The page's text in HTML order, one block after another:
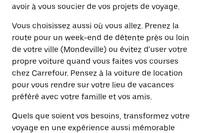
avoir à vous soucier de vos projets de voyage.
Vous choisissez aussi où vous allez. Prenez la
route pour un week-end de détente près ou loin
de votre ville (Mondeville) ou évitez d'user votre
propre voiture quand vous faites vos courses
chez Carrefour. Pensez à la voiture de location
pour vous rendre sur votre lieu de vacances
préféré avec votre famille et vos amis.
Quels que soient vos besoins, transformez votre
voyage en une expérience aussi mémorable